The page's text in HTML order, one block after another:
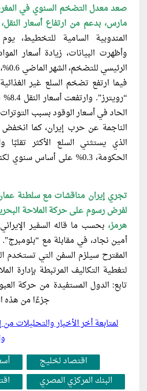
مارس، بدعم من ارتفاع أسعار النقل،
المندوبية السامية للتخطيط،
وأظهرت البيانات، زيادة أسعار
الحاد في أسعار الوقود بسبب
الناجمة عن حرب إيران، كما
الذي يستثني السلع الأكثر تقلبًا
تجري إيران مناقشات مع سلطنة
لفرض رسوم على حركة الملاحة
هرمز، بحسب ما قاله السفير
أمين نجاد، في مقابلة مع
المقترح سيلزم السفن التي
لتغطية التكاليف المرتبطة بإدارة
تابع: الدول المستفيدة من حركة
جزءًا من هذه
لمتابعة أخر الأخبار والتحليلات
اقتصاد لخليج
البنك المركزي المصري